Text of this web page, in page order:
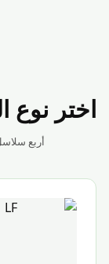
اختر نوع
أربع